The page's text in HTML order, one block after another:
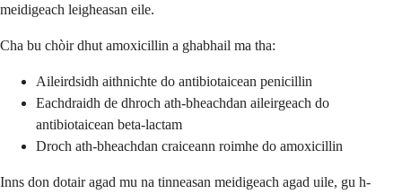
meidigeach leigheasan eile.
Cha bu chòir dhut amoxicillin a ghabhail ma tha:
Aileirdsidh aithnichte do antibiotaicean penicillin
Eachdraidh de dhroch ath-bheachdan aileirgeach do
antibiotaicean beta-lactam
Droch ath-bheachdan craiceann roimhe do amoxicillin
Inns don dotair agad mu na tinneasan meidigeach agad uile, gu h-